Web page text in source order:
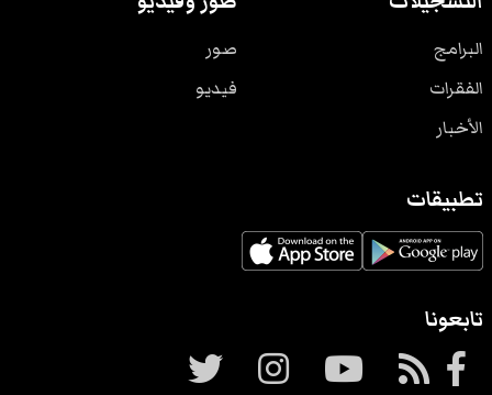
البرامج
الفقرات
الأخبار
صور
فيديو
تطبيقات
تابعونا